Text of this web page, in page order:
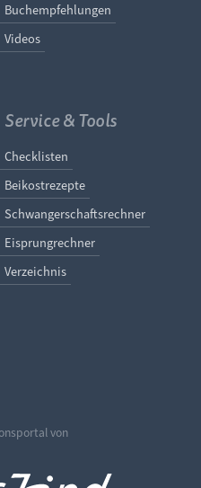
Buchempfehlungen
Videos
Service & Tools
Navigation
Checklisten
Beikostrezepte
Schwangerschaftsrechner
Eisprungrechner
Verzeichnis
von